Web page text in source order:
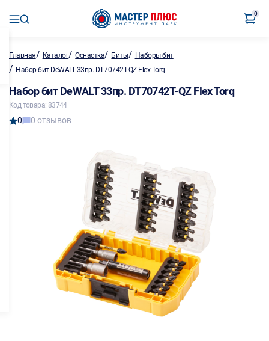
0
Главная/ Каталог/Оснастка/ Биты/ Наборы бит
/ Набор бит DeWALT 33пр. DT70742T-QZ Flex Torq
Набор бит DeWALT 33пр. DT70742T-QZ Flex Torq
Код товара: 83744
0 0 отзывов